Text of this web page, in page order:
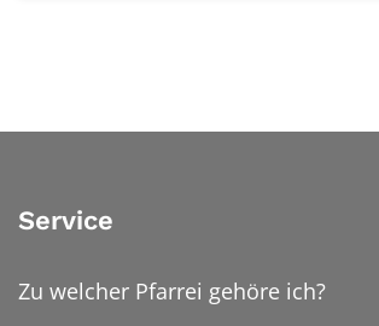
Service
Zu welcher Pfarrei gehöre ich?